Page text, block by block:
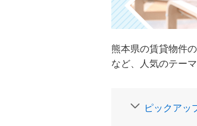
熊本県の賃貸物件
など、人気のテー
ピックアッ